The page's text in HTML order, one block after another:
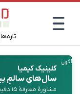
آگهی
کلینیک کیمیا
سال‌های سالمِ
مشاورهٔ معارفهٔ ۱۵ دقیقه‌ای رایگان، آنلاین